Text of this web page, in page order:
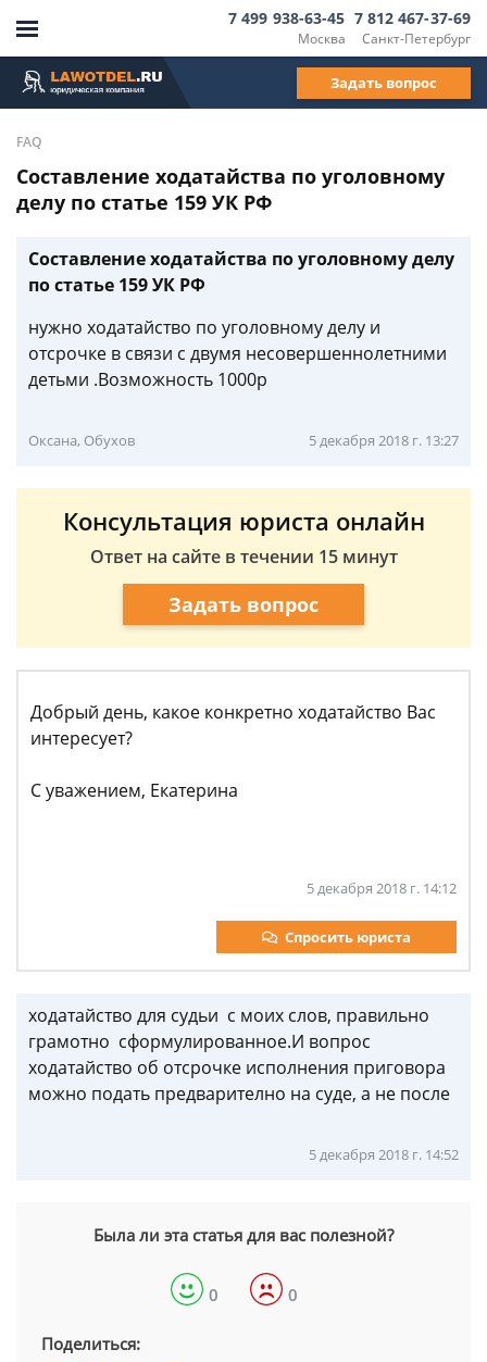
Москва
7 499 938-63-45
Санкт-Петербург
7 812 467-37-69
Задать вопрос
FAQ
Составление ходатайства по уголовному
делу по статье 159 УК РФ
Составление ходатайства по уголовному делу
по статье 159 УК РФ
нужно ходатайство по уголовному делу и
отсрочке в связи с двумя несовершеннолетними
детьми .Возможность 1000р
Оксана, Обухов 5 декабря 2018 г. 13:27
Консультация юриста онлайн
Ответ на сайте в течении 15 минут
Задать вопрос
Добрый день, какое конкретно ходатайство Вас
интересует?
С уважением, Екатерина
5 декабря 2018 г. 14:12
Спросить юриста
ходатайство для судьи с моих слов, правильно
грамотно сформулированное.И вопрос
ходатайство об отсрочке исполнения приговора
можно подать предварително на суде, а не после
5 декабря 2018 г. 14:52
Была ли эта статья для вас полезной?
0 0
Поделиться: